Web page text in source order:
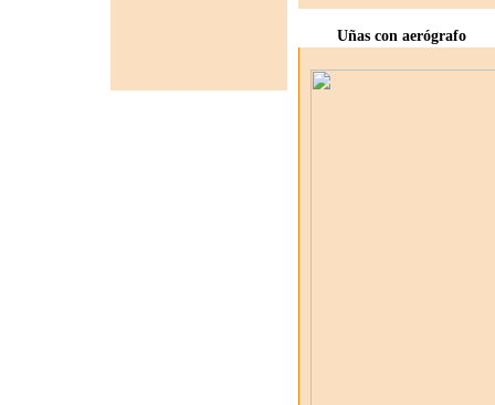
Uñas con aerógrafo